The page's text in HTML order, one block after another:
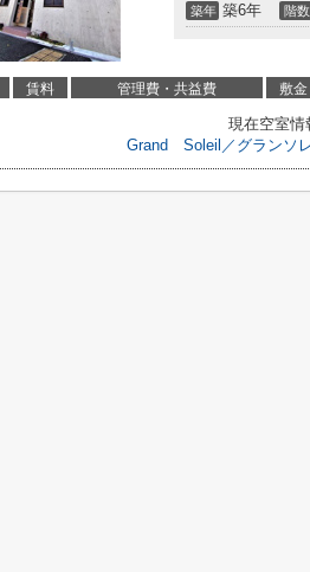
築年 築6年 階数
賃料 管理費・共益費 敷金
現在空室情
Grand Soleil／グランソ